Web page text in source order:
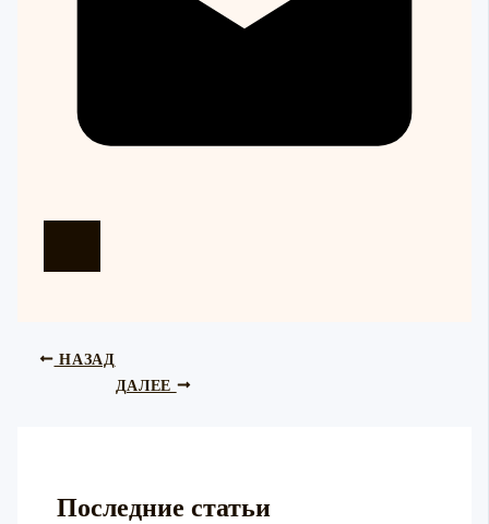
НАЗАД
ДАЛЕЕ
Последние статьи